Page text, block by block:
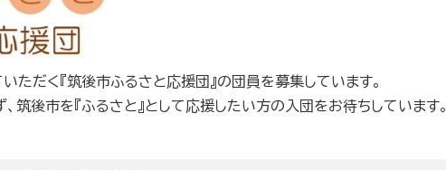
ただく『筑後市ふるさと応援団』の団員を募集しています。
筑後市を『ふるさと』として応援したい方の入団をお待ちしています。